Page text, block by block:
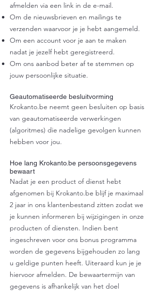
afmelden via een link in de e-mail.
Om de nieuwsbrieven en mailings te
verzenden waarvoor je je hebt aangemeld.
Om een account voor je aan te maken
nadat je jezelf hebt geregistreerd.
Om ons aanbod beter af te stemmen op
jouw persoonlijke situatie.
Geautomatiseerde besluitvorming
Krokanto.be neemt geen besluiten op basis
van geautomatiseerde verwerkingen
(algoritmes) die nadelige gevolgen kunnen
hebben voor jou.
Hoe lang Krokanto.be persoonsgegevens
bewaart
Nadat je een product of dienst hebt
afgenomen bij Krokanto.be blijf je maximaal
2 jaar in ons klantenbestand zitten zodat we
je kunnen informeren bij wijzigingen in onze
producten of diensten. Indien bent
ingeschreven voor ons bonus programma
worden de gegevens bijgehouden zo lang
u geldige punten heeft. Uiteraard kun je je
hiervoor afmelden. De bewaartermijn van
gegevens is afhankelijk van het doel